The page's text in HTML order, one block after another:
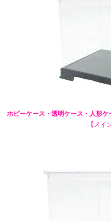
ホビーケース・透明ケース・人形
【メイ